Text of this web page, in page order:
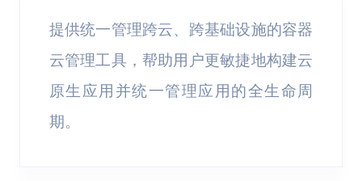
提供统一管理跨云、跨基础设施的容器
云管理工具，帮助用户更敏捷地构建云
原生应用并统一管理应用的全生命周
期。